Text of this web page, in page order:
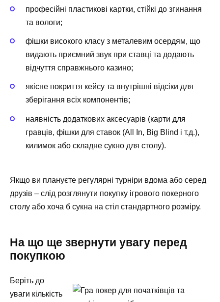
професійні пластикові картки, стійкі до згинання
та вологи;
фішки високого класу з металевим осердям, що
видають приємний звук при ставці та додають
відчуття справжнього казино;
якісне покриття кейсу та внутрішні відсіки для
зберігання всіх компонентів;
наявність додаткових аксесуарів (карти для
гравців, фішки для ставок (All In, Big Blind і т.д.),
килимок або складне сукно для столу).
Якщо ви плануєте регулярні турніри вдома або серед
друзів – слід розглянути покупку ігрового покерного
столу або хоча б сукна на стіл стандартного розміру.
На що ще звернути увагу перед
покупкою
Беріть до
уваги кількість